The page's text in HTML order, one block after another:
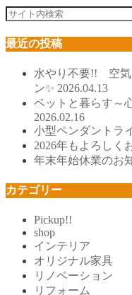
最近の投稿
水やり不要!! 空気
ン✨ 2026.04.13
ペットと暮らす～
2026.02.16
小型ペンダントラ
2026年もよろしく
年末年始休業のお
カテゴリー
Pickup!!
shop
インテリア
オリジナル家具
リノベーション
リフォーム